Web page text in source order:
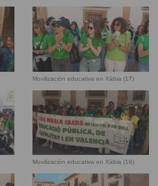
Movilización educativa en Xàbia (17)
Movilización educativa en Xàbia (19)